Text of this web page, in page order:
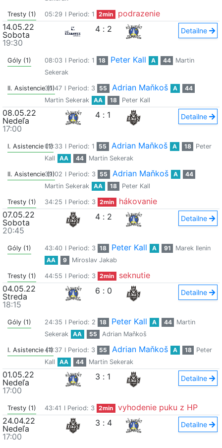
Tresty (1) 05:29 I Period: 1 2min
podrazenie
14.05.22
Sobota
19:30
4 : 2 Detailne
Góly (1) 08:03 I Period: 1 18 Peter Kall A 44
Martin
Sekerak
II. Asistencie (1)
36:47 I Period: 3 55 Adrian Maňkoš A
44
Martin Sekerak
AA 18 Peter Kall
08.05.22
Nedeľa
17:00
4 : 1 Detailne
I. Asistencie (1)02:33 I Period: 1 55 Adrian Maňkoš A 18
Peter
Kall
AA 44 Martin Sekerak
II. Asistencie (1)
39:02 I Period: 3 55 Adrian Maňkoš A
44
Martin Sekerak
AA 18 Peter Kall
Tresty (1) 34:25 I Period: 3 2min
hákovanie
07.05.22
Sobota
20:45
4 : 2 Detailne
Góly (1) 43:40 I Period: 3 18 Peter Kall A 91
Marek Ilenin
AA
9 Miroslav Jakab
Tresty (1) 44:55 I Period: 3 2min
seknutie
04.05.22
Streda
18:15
6 : 0 Detailne
Góly (1) 24:35 I Period: 2 18 Peter Kall A 44
Martin
Sekerak
AA 55 Adrian Maňkoš
I. Asistencie (1)44:37 I Period: 3 55 Adrian Maňkoš A 18
Peter
Kall
AA 44 Martin Sekerak
01.05.22
Nedeľa
17:00
3 : 1 Detailne
Tresty (1) 43:41 I Period: 3 2min
vyhodenie puku z HP
24.04.22
Nedeľa
17:00
3 : 4 Detailne